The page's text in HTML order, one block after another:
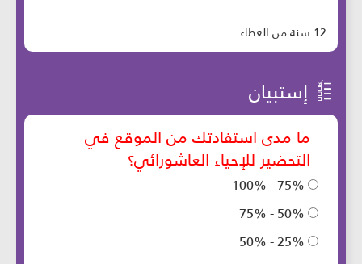
12 سنة من العطاء
إستبيان